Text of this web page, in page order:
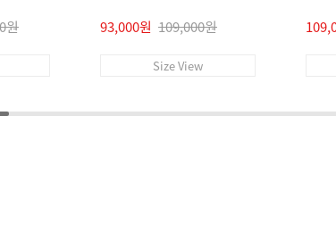
원 93,000원 109,000원
Size View